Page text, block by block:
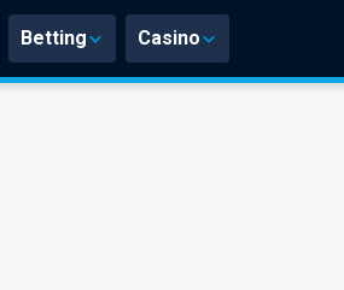
Betting Casino